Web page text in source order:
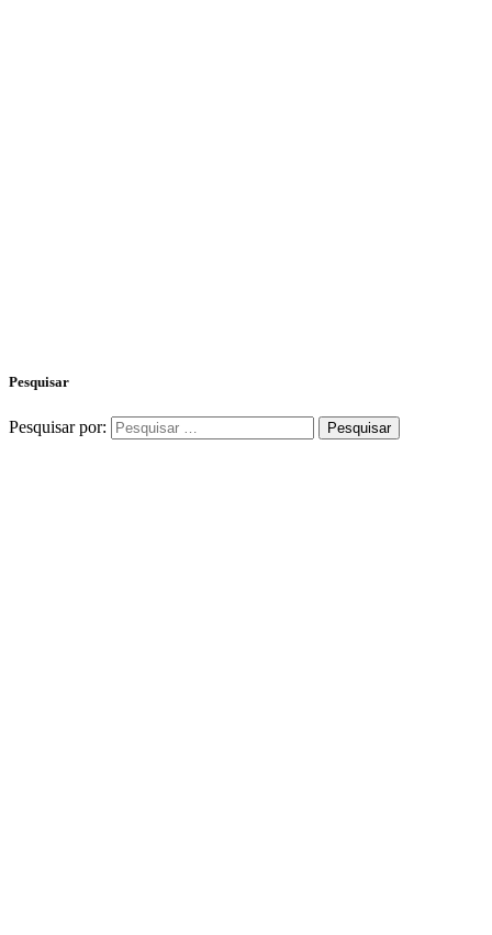
Pesquisar
Pesquisar por: